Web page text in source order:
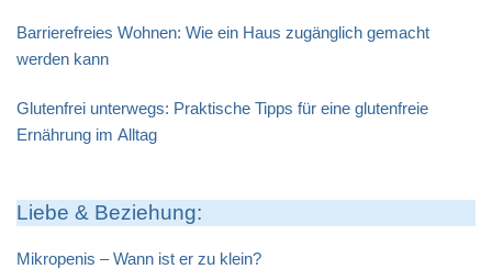
Barrierefreies Wohnen: Wie ein Haus zugänglich gemacht
werden kann
Glutenfrei unterwegs: Praktische Tipps für eine glutenfreie
Ernährung im Alltag
Liebe & Beziehung:
Mikropenis – Wann ist er zu klein?